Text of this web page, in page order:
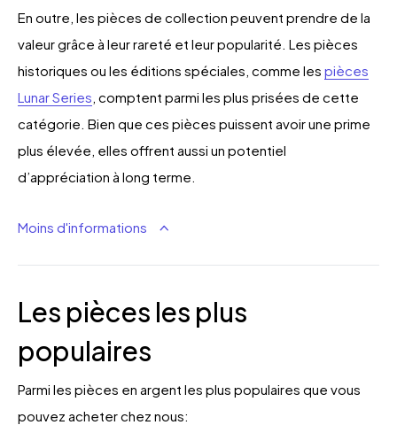
En outre, les pièces de collection peuvent prendre de la
valeur grâce à leur rareté et leur popularité. Les pièces
historiques ou les éditions spéciales, comme les pièces
Lunar Series, comptent parmi les plus prisées de cette
catégorie. Bien que ces pièces puissent avoir une prime
plus élevée, elles offrent aussi un potentiel
d’appréciation à long terme.
Moins d'informations
Les pièces les plus
populaires
Parmi les pièces en argent les plus populaires que vous
pouvez acheter chez nous: